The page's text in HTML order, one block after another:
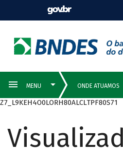
Z7_L9KEH4O0LORH80ALCLTPF80S71